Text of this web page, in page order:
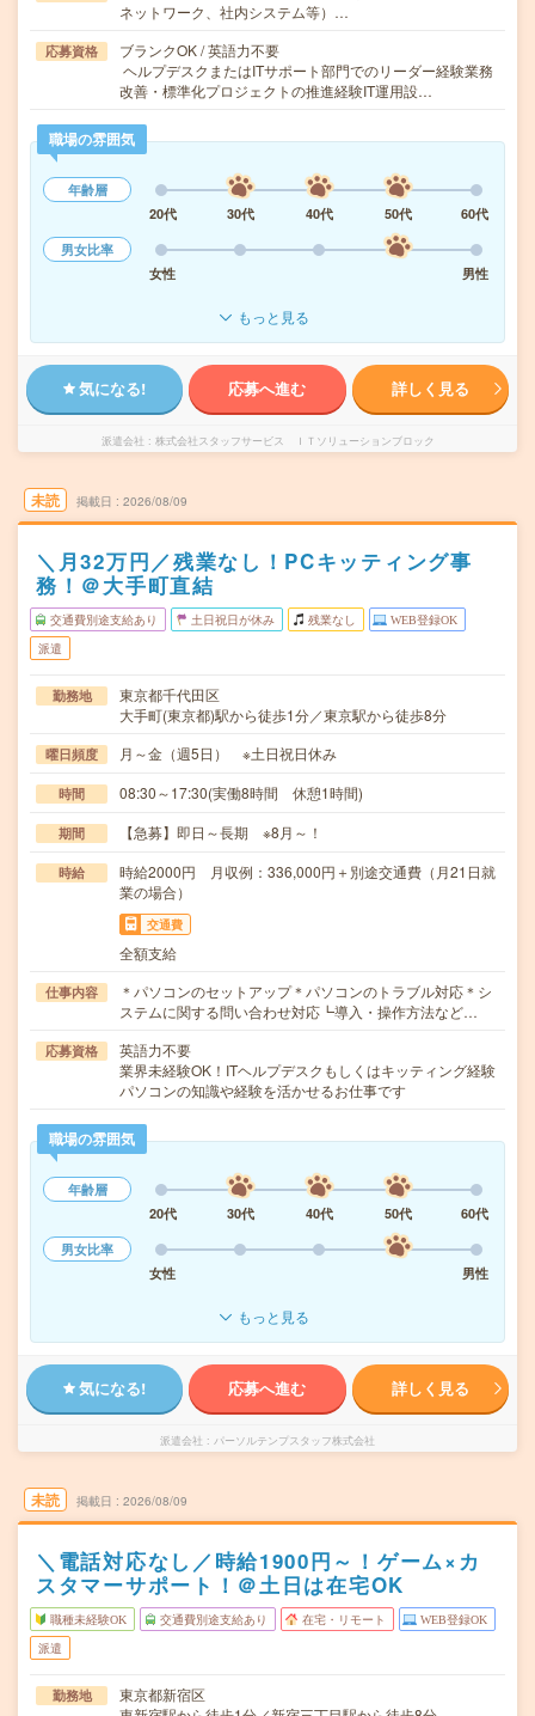
ネットワーク、社内システム等）…
応募資格
ブランクOK / 英語力不要
ヘルプデスクまたはITサポート部門でのリーダー経験業務
改善・標準化プロジェクトの推進経験IT運用設…
職場の雰囲気
年齢層
20代
30代 40代 50代
60代
男女比率
女性
男性
もっと見る
気になる! 応募へ進む 詳しく見る
派遣会社 株式会社スタッフサービス ＩＴソリューションブロック
未読 掲載日 2026/08/09
＼月32万円／残業なし！PCキッティング事
務！＠大手町直結
交通費別途支給あり 土日祝日が休み 残業なし WEB登録OK
派遣
勤務地
東京都千代田区
大手町(東京都)駅から徒歩1分／東京駅から徒歩8分
曜日頻度 月～金（週5日） ※土日祝日休み
時間 08:30～17:30(実働8時間 休憩1時間)
期間 【急募】即日～長期 ※8月～！
時給
時給2000円 月収例：336,000円＋別途交通費（月21日就
業の場合）
交通費
全額支給
仕事内容
＊パソコンのセットアップ＊パソコンのトラブル対応＊シ
ステムに関する問い合わせ対応┗導入・操作方法など…
応募資格
英語力不要
業界未経験OK！ITヘルプデスクもしくはキッティング経験
パソコンの知識や経験を活かせるお仕事です
職場の雰囲気
年齢層
20代
30代 40代 50代
60代
男女比率
女性
男性
もっと見る
気になる! 応募へ進む 詳しく見る
派遣会社 パーソルテンプスタッフ株式会社
未読 掲載日 2026/08/09
＼電話対応なし／時給1900円～！ゲーム×カ
スタマーサポート！＠土日は在宅OK
職種未経験OK 交通費別途支給あり 在宅・リモート WEB登録OK
派遣
勤務地
東京都新宿区